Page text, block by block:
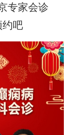
专家会诊
约吧